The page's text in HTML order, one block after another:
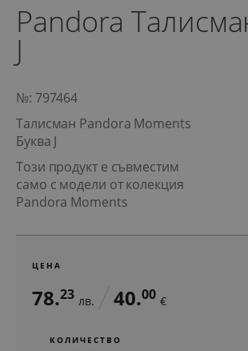
Pandora
J
№: 797464
Талисман Pandora Moments
Буква J
Този продукт е съвместим
само с модели от колекция
Pandora Moments
ЦЕНА
78.23 лв. 40.00 €
КОЛИЧЕСТВО